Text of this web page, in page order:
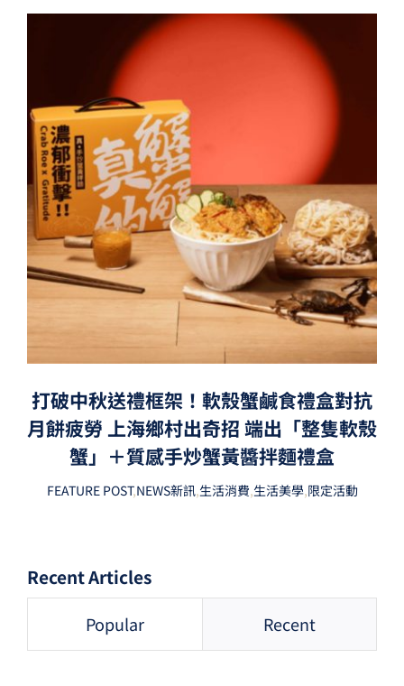
打破中秋送禮框架！軟殼蟹鹹食禮盒對抗
月餅疲勞 上海鄉村出奇招 端出「整隻軟殼
蟹」＋質感手炒蟹黃醬拌麵禮盒
FEATURE POST,NEWS新訊,生活消費,生活美學,限定活動
Recent Articles
Popular Recent